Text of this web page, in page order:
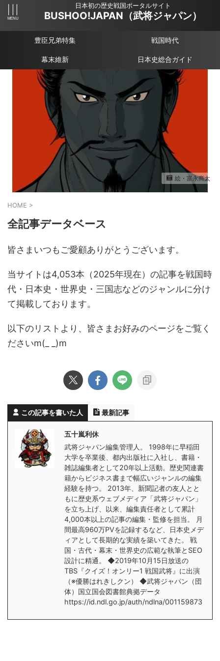
日本初の歴史戦国ポータルサイト
BUSHOO!JAPAN（武将ジャパン）
豊臣兄弟特集 戦国時代
幕末維新 日本史総合ガイド
絵・富永商太
HOME >
全記事データベース
皆さまいつもご愛顧ありがとうございます。
当サイトは4,053本（2025年現在）の記事を戦国時
代・日本史・世界史・三国志などのジャンルに分け
て掲載しております。
以下のリストより、皆さまお好みのページをご覧く
ださいm(_ _)m
この記事を書いた人 最新記事
五十嵐利休
武将ジャパン編集管理人。 1998年に早稲田
大学を卒業後、都内出版社に入社し、書籍・
雑誌編集者として20年以上活動。歴史関連書
籍からビジネス書まで幅広いジャンルの編集
経験を持つ。 2013年、新聞記者の友人とと
もに歴史系ウェブメディア「武将ジャパン」
を立ち上げ、以来、編集責任者として累計
4,000本以上の記事の編集・監修を担当。 月
間最高960万PVを記録するなど、日本史メデ
ィアとして長期的な実績を築いてきた。 戦
国・古代・幕末・世界史の広範な執筆とSEO
設計に精通。 ◆2019年10月15日放送の
TBS『クイズ！オンリー1 戦国武将』に出演
（※優勝はれきしクン） ◆武将ジャパン（団
体）国立国会図書館典拠データ
https://id.ndl.go.jp/auth/ndlna/001159873